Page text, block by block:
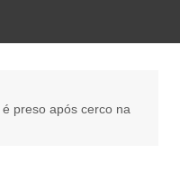
é preso após cerco na